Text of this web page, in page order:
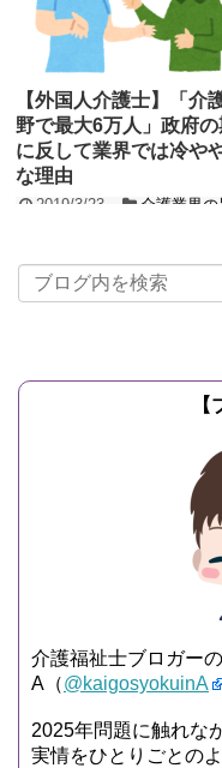
【外国人介護士】「介
野で最大6万人」政府
に反して業界では冷や
な理由
2019/3/23
介護業界の
労働者の受け入れを拡大する「改
国管理法（改正入管法）」が成立
た。 この法...
介護福祉士ブロガー
A（@kaigosyokuinA
2025年問題に触れな
実情をひとりごとの